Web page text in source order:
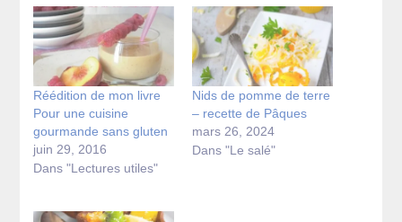
Réédition de mon livre
Pour une cuisine
gourmande sans gluten
juin 29, 2016
Dans "Lectures utiles"
Nids de pomme de terre
– recette de Pâques
mars 26, 2024
Dans "Le salé"